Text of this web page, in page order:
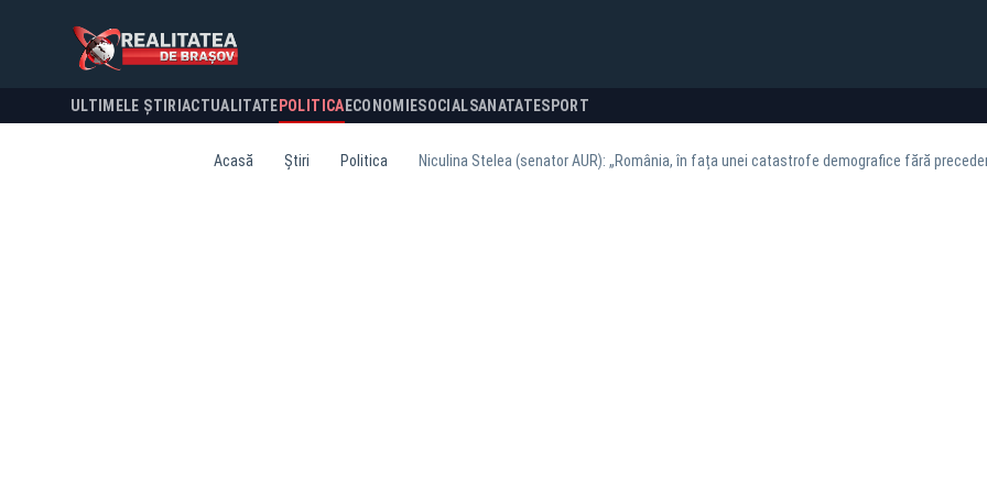
ULTIMELE ȘTIRI ACTUALITATE POLITICA ECONOMIESOCIALSANATATESPORT
Acasă Știri Politica